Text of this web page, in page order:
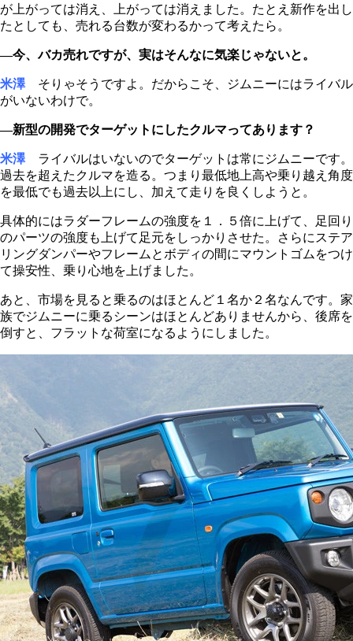
が上がっては消え、上がっては消えました。たとえ新作を出し
たとしても、売れる台数が変わるかって考えたら。
―今、バカ売れですが、実はそんなに気楽じゃないと。
米澤そりゃそうですよ。だからこそ、ジムニーにはライバル
がいないわけで。
―新型の開発でターゲットにしたクルマってあります？
米澤ライバルはいないのでターゲットは常にジムニーです。
過去を超えたクルマを造る。つまり最低地上高や乗り越え角度
を最低でも過去以上にし、加えて走りを良くしようと。
具体的にはラダーフレームの強度を１．５倍に上げて、足回り
のパーツの強度も上げて足元をしっかりさせた。さらにステア
リングダンパーやフレームとボディの間にマウントゴムをつけ
て操安性、乗り心地を上げました。
あと、市場を見ると乗るのはほとんど１名か２名なんです。家
族でジムニーに乗るシーンはほとんどありませんから、後席を
倒すと、フラットな荷室になるようにしました。